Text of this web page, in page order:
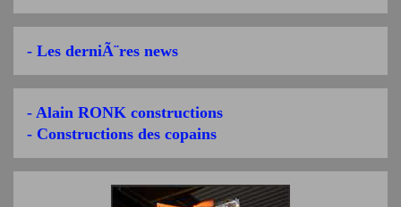
- Les derniÃ¨res news
- Alain RONK constructions
- Constructions des copains